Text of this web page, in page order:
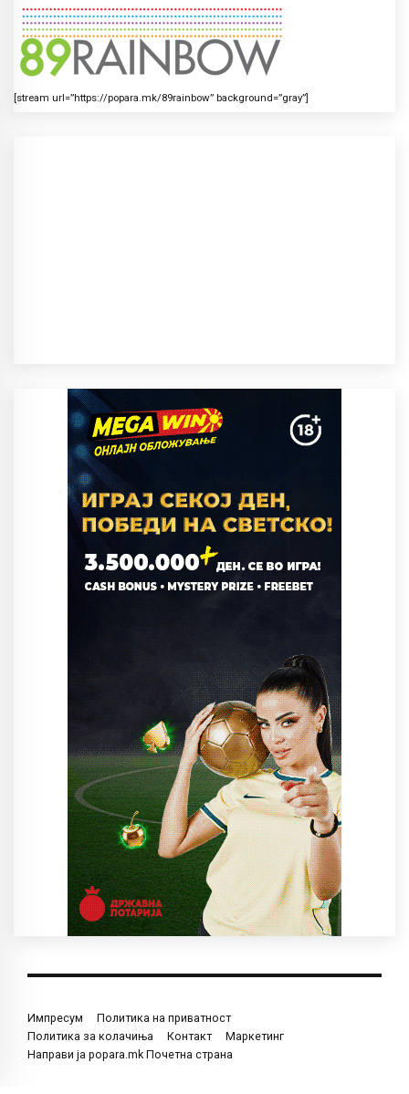
[stream url=”https://popara.mk/89rainbow” background=”gray”]
Импресум
Политика на приватност
Политика за колачиња
Контакт
Маркетинг
Направи ја popara.mk Почетна страна